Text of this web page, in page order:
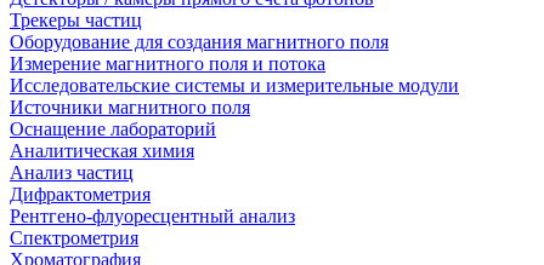
Трекеры частиц
Оборудование для создания магнитного поля
Измерение магнитного поля и потока
Исследовательские системы и измерительные модули
Источники магнитного поля
Оснащение лабораторий
Аналитическая химия
Анализ частиц
Дифрактометрия
Рентгено-флуоресцентный анализ
Спектрометрия
Хроматография